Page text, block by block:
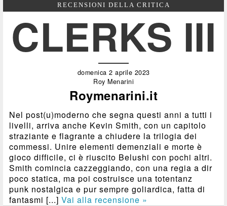
RECENSIONI DELLA CRITICA
CLERKS III
domenica 2 aprile 2023
Roy Menarini
Roymenarini.it
Nel post(u)moderno che segna questi anni a tutti i
livelli, arriva anche Kevin Smith, con un capitolo
straziante e flagrante a chiudere la trilogia dei
commessi. Unire elementi demenziali e morte è
gioco difficile, ci è riuscito Belushi con pochi altri.
Smith comincia cazzeggiando, con una regia a dir
poco statica, ma poi costruisce una totentanz
punk nostalgica e pur sempre goliardica, fatta di
fantasmi [...]Vai alla recensione »